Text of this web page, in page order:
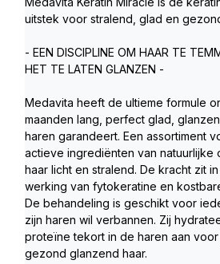
uitstek voor stralend, glad en
- EEN DISCIPLINE OM HAAR TE
HET TE LATEN GLANZEN -
Medavita heeft de ultieme formule
maanden lang, perfect glad,
haren garandeert. Een assortiment
actieve ingrediënten van natuurlijke
haar licht en stralend. De kracht zit
werking van fytokeratine en
De behandeling is geschikt voor
zijn haren wil verbannen. Zij
proteïne tekort in de haren aan
gezond glanzend haar.